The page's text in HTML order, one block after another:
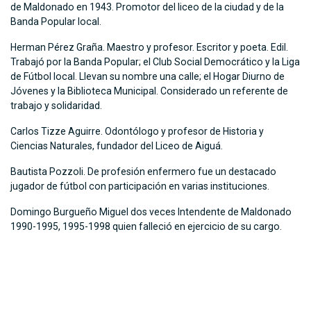
de Maldonado en 1943. Promotor del liceo de la ciudad y de la
Banda Popular local.
Herman Pérez Graña. Maestro y profesor. Escritor y poeta. Edil.
Trabajó por la Banda Popular; el Club Social Democrático y la Liga
de Fútbol local. Llevan su nombre una calle; el Hogar Diurno de
Jóvenes y la Biblioteca Municipal. Considerado un referente de
trabajo y solidaridad.
Carlos Tizze Aguirre. Odontólogo y profesor de Historia y
Ciencias Naturales, fundador del Liceo de Aiguá.
Bautista Pozzoli. De profesión enfermero fue un destacado
jugador de fútbol con participación en varias instituciones.
Domingo Burgueño Miguel dos veces Intendente de Maldonado
1990-1995, 1995-1998 quien falleció en ejercicio de su cargo.